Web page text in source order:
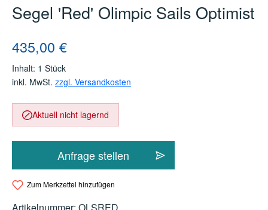
Segel 'Red' Olimpic Sails Optimist
Regulärer Preis:
435,00 €
Inhalt: 1 Stück
inkl. MwSt. zzgl. Versandkosten
Aktuell nicht lagernd
Anfrage stellen
Zum Merkzettel hinzufügen
Artikelnummer: OLSRED